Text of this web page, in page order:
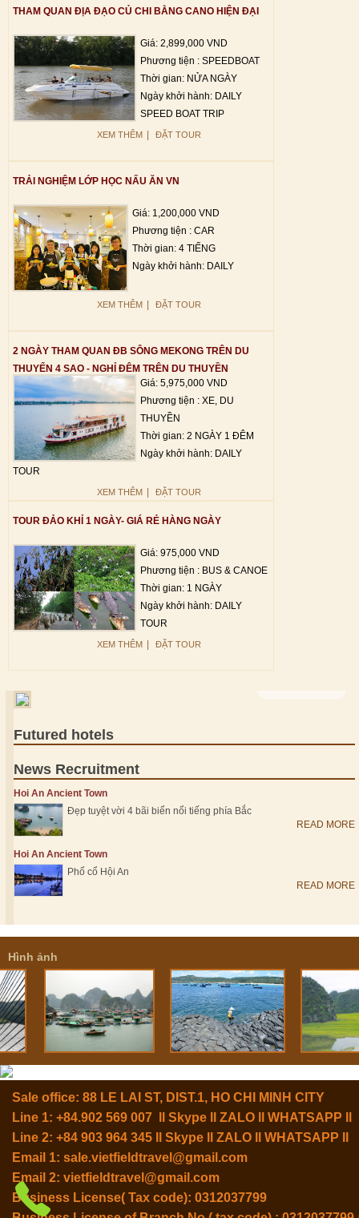
THAM QUAN ĐỊA ĐẠO CỦ CHI BẰNG CANO HIỆN ĐẠI
Giá: 2,899,000 VND
Phương tiện : SPEEDBOAT
Thời gian: NỬA NGÀY
Ngày khởi hành: DAILY
SPEED BOAT TRIP
XEM THÊM | ĐẶT TOUR
TRẢI NGHIỆM LỚP HỌC NẤU ĂN VN
Giá: 1,200,000 VND
Phương tiện : CAR
Thời gian: 4 TIẾNG
Ngày khởi hành: DAILY
XEM THÊM | ĐẶT TOUR
2 NGÀY THAM QUAN ĐB SÔNG MEKONG TRÊN DU
THUYỂN 4 SAO - NGHỈ ĐÊM TRÊN DU THUYỀN
Giá: 5,975,000 VND
Phương tiện : XE, DU
THUYỀN
Thời gian: 2 NGÀY 1 ĐÊM
Ngày khởi hành: DAILY
TOUR
XEM THÊM | ĐẶT TOUR
TOUR ĐẢO KHỈ 1 NGÀY- GIÁ RẺ HÀNG NGÀY
Giá: 975,000 VND
Phương tiện : BUS & CANOE
Thời gian: 1 NGÀY
Ngày khởi hành: DAILY
TOUR
XEM THÊM | ĐẶT TOUR
Futured hotels
News Recruitment
Hoi An Ancient Town
Đẹp tuyệt vời 4 bãi biển nổi tiếng phía Bắc
READ MORE
Hoi An Ancient Town
Phố cổ Hội An
READ MORE
Hình ảnh
Sale office: 88 LE LAI ST, DIST.1, HO CHI MINH CITY
Line 1: +84.902 569 007 ll Skype ll ZALO ll WHATSAPP ll
Line 2: +84 903 964 345 ll Skype ll ZALO ll WHATSAPP ll
Email 1: sale.vietfieldtravel@gmail.com
Email 2: vietfieldtravel@gmail.com
Business License( Tax code): 0312037799